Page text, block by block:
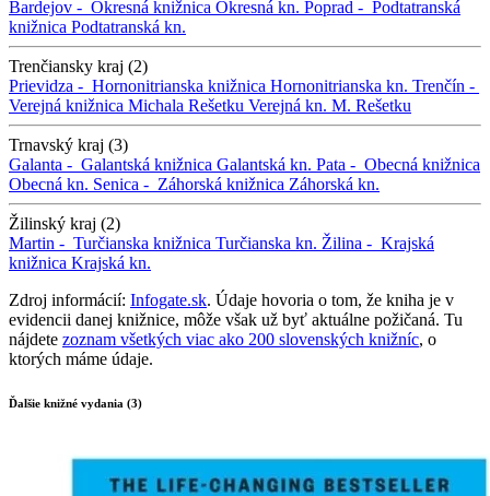
Bardejov - Okresná knižnica Okresná kn. Poprad - Podtatranská
knižnica Podtatranská kn.
Trenčiansky kraj (2)
Prievidza - Hornonitrianska knižnica Hornonitrianska kn. Trenčín -
Verejná knižnica Michala Rešetku Verejná kn. M. Rešetku
Trnavský kraj (3)
Galanta - Galantská knižnica Galantská kn. Pata - Obecná knižnica
Obecná kn. Senica - Záhorská knižnica Záhorská kn.
Žilinský kraj (2)
Martin - Turčianska knižnica Turčianska kn. Žilina - Krajská
knižnica Krajská kn.
Zdroj informácií: Infogate.sk. Údaje hovoria o tom, že kniha je v
evidencii danej knižnice, môže však už byť aktuálne požičaná. Tu
nájdete zoznam všetkých viac ako 200 slovenských knižníc, o
ktorých máme údaje.
Ďalšie knižné vydania (3)